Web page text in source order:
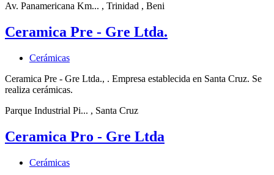
Av. Panamericana Km... , Trinidad , Beni
Ceramica Pre - Gre Ltda.
Cerámicas
Ceramica Pre - Gre Ltda., . Empresa establecida en Santa Cruz. Se
realiza cerámicas.
Parque Industrial Pi... , Santa Cruz
Ceramica Pro - Gre Ltda
Cerámicas